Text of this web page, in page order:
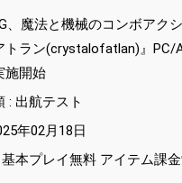
、魔法と機械のコンボアク
トラン(crystalofatlan)』PC/
施開始
: 出航テスト
年02月18日
本プレイ無料 アイテム課金